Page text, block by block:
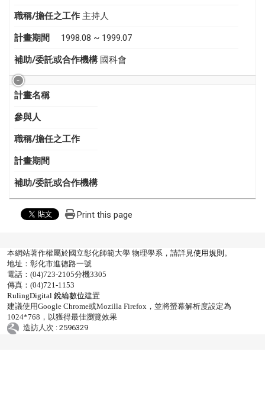
職稱/擔任之工作 主持人
計畫期間 1998.08 ~ 1999.07
補助/委託或合作機構 國科會
計畫名稱
參與人
職稱/擔任之工作
計畫期間
補助/委託或合作機構
Print this page
本網站著作權屬於國立彰化師範大學 物理學系，請詳見使用規則 。
地址：彰化市進德路一號
電話：(04)723-2105分機3305
傳真：(04)721-1153
RulingDigital 銳綸數位建置
建議使用Google Chrome或Mozilla Firefox，並將螢幕解析度設定為
1024*768，以獲得最佳瀏覽效果
造訪人次 : 2596329